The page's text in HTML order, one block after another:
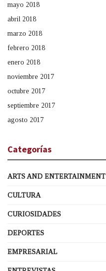
mayo 2018
abril 2018
marzo 2018
febrero 2018
enero 2018
noviembre 2017
octubre 2017
septiembre 2017
agosto 2017
Categorías
ARTS AND ENTERTAINMENT
CULTURA
CURIOSIDADES
DEPORTES
EMPRESARIAL